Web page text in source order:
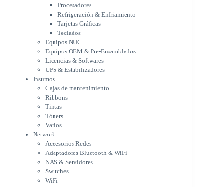
Equipos OEM & Pre-Ensamblados
Licencias & Softwares
UPS & Estabilizadores
Insumos
Cajas de mantenimiento
Ribbons
Tintas
Tóners
Varios
Network
Accesorios Redes
Adaptadores Bluetooth & WiFi
NAS & Servidores
Switches
WiFi
Notebooks & Portátiles
Cargador para notebook
Cooling Pad
PDV
Procesadores
Refrigeración & Enfriamiento
Tarjetas Gráficas
Teclados
Equipos NUC
Equipos OEM & Pre-Ensamblados
Licencias & Softwares
UPS & Estabilizadores
Insumos
Cajas de mantenimiento
Ribbons
Tintas
Tóners
Varios
Network
Accesorios Redes
Adaptadores Bluetooth & WiFi
NAS & Servidores
Switches
WiFi